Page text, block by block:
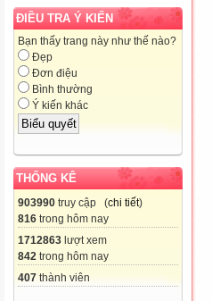
ĐIỀU TRA Ý KIẾN
Bạn thấy trang này như thế nào?
Đẹp
Đơn điệu
Bình thường
Ý kiến khác
THỐNG KÊ
903990 truy cập (chi tiết)
816 trong hôm nay
1712863 lượt xem
842 trong hôm nay
407 thành viên